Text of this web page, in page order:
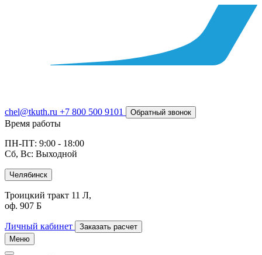
chel@tkuth.ru +7 800 500 9101 Обратный звонок
Время работы
ПН-ПТ: 9:00 - 18:00
Сб, Вс: Выходной
Челябинск
Троицкий тракт 11 Л,
оф. 907 Б
Личный кабинет
Заказать расчет
Меню